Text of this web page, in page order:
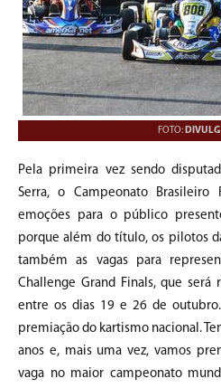
FOTO:
Pela primeira vez sendo
Serra, o Campeonato
emoções para o público
porque além do título, os pilotos
também as vagas para
Challenge Grand Finals, que será
entre os dias 19 e 26 de
premiação do kartismo nacional.
anos e, mais uma vez, vamos
vaga no maior campeonato